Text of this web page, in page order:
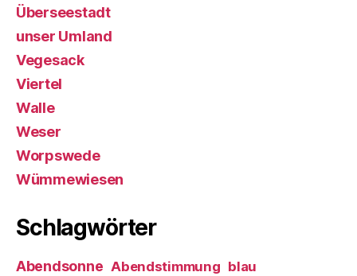
Überseestadt
unser Umland
Vegesack
Viertel
Walle
Weser
Worpswede
Wümmewiesen
Schlagwörter
Abendsonne Abendstimmung blau